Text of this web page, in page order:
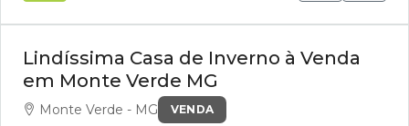
VENDA
Lindíssima Casa de Inverno à Venda
em Monte Verde MG
Monte Verde - MG